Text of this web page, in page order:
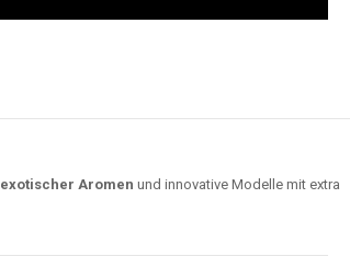
exotischer Aromen und innovative Modelle mit extra